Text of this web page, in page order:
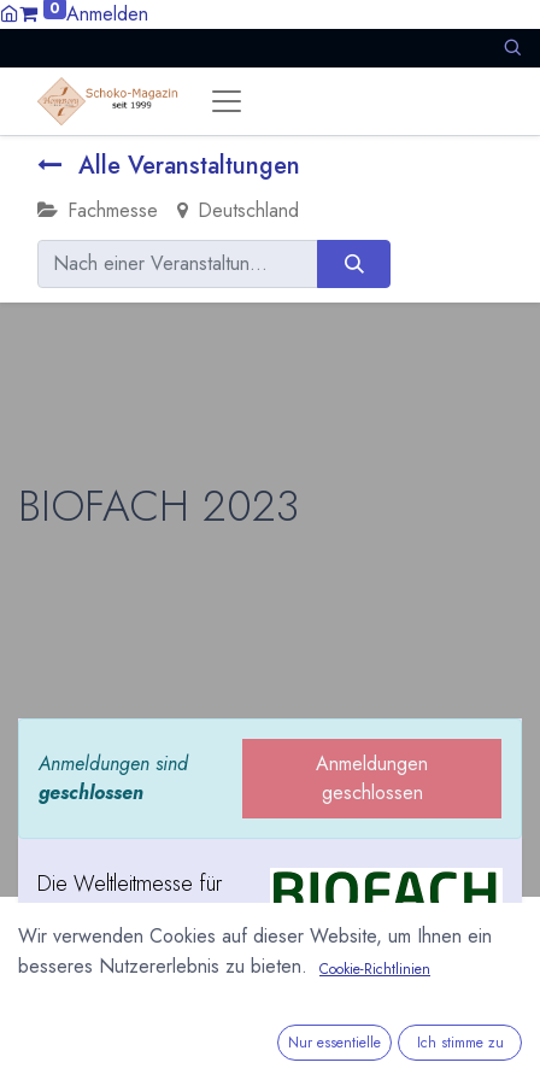
0 Anmelden
Alle Veranstaltungen
Fachmesse Deutschland
BIOFACH 2023
Anmeldungen sind
geschlossen
Anmeldungen
geschlossen
Die Weltleitmesse für
einen Überblick über die
zahlreichen Hersteller von Bio-Schokoladen und Bio-
Wir verwenden Cookies auf dieser Website, um Ihnen ein
besseres Nutzererlebnis zu bieten.
Cookie-Richtlinien
Nur essentielle Ich stimme zu